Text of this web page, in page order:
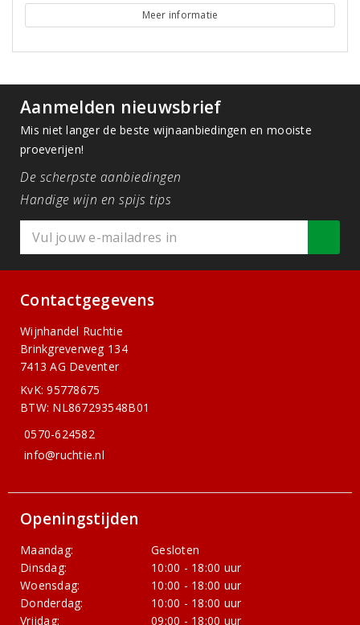
Meer informatie
Aanmelden nieuwsbrief
Mis niet langer de beste wijnaanbiedingen en mooiste
proeverijen!
De scherpste aanbiedingen
Handige wijn en spijs tips
Contactgegevens
Wijnhandel Ruchtie
Brinkgreverweg 134
7413 AG Deventer
KvK: 95778675
BTW: NL867293548B01
0570-624582
info@ruchtie.nl
Openingstijden
Maandag:
Gesloten
Dinsdag:
10:00 - 18:00 uur
Woensdag:
10:00 - 18:00 uur
Donderdag:
10:00 - 18:00 uur
Vrijdag:
09:00 - 18:00 uur